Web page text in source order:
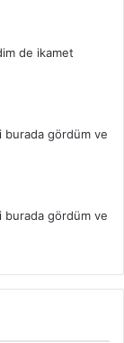
de ikamet
burada gördüm ve
burada gördüm ve